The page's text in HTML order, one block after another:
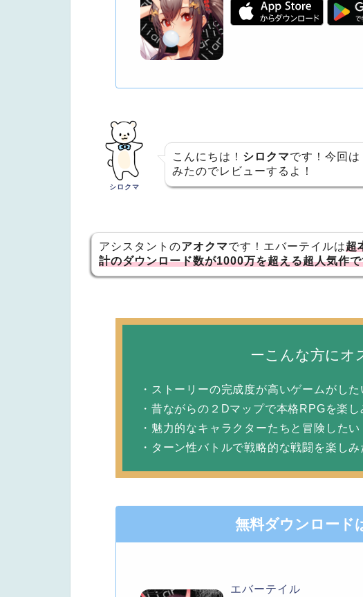
シロクマ
こんにちは！ シロクマです！今回は
みたのでレビューするよ！
アシスタントのアオクマです！エバーテイルは超
計のダウンロード数が1000万を超える超人気作
ーこんな方にオ
・ストーリーの完成度が高いゲームがした
・昔ながらの２Dマップで本格RPGを楽し
・魅力的なキャラクターたちと冒険したい
・ターン性バトルで戦略的な戦闘を楽しみ
無料ダウンロード
エバーテイル